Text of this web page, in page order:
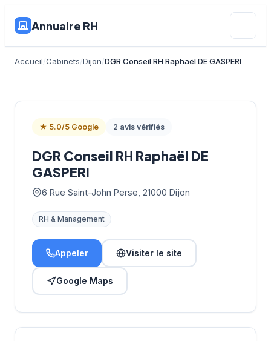
Annuaire RH
Accueil Cabinets Dijon DGR Conseil RH Raphaël DE GASPERI
★ 5.0/5 Google 2 avis vérifiés
DGR Conseil RH Raphaël DE
GASPERI
6 Rue Saint-John Perse, 21000 Dijon
RH & Management
Appeler Visiter le site
Google Maps